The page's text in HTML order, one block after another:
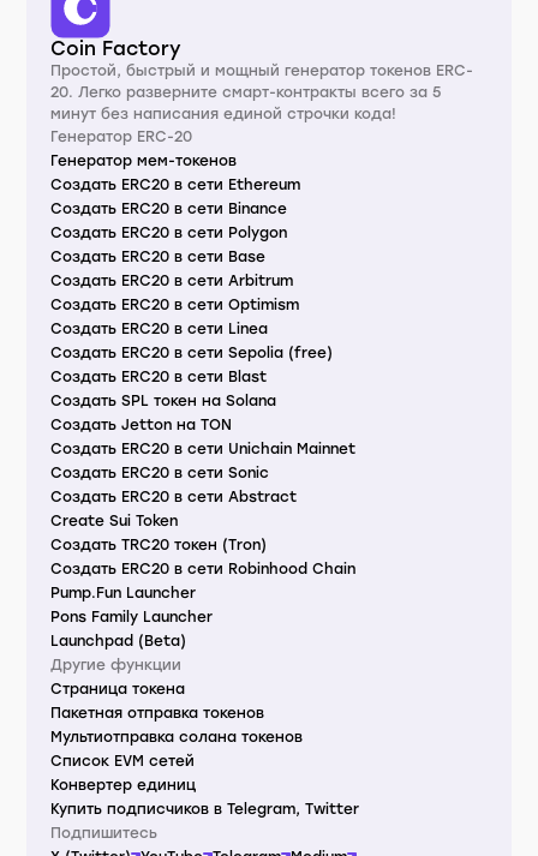
Coin Factory
Простой, быстрый и мощный генератор токенов ERC-
20. Легко разверните смарт-контракты всего за 5
минут без написания единой строчки кода!
Генератор ERC-20
Генератор мем-токенов
Создать ERC20 в сети Ethereum
Создать ERC20 в сети Binance
Создать ERC20 в сети Polygon
Создать ERC20 в сети Base
Создать ERC20 в сети Arbitrum
Создать ERC20 в сети Optimism
Создать ERC20 в сети Linea
Создать ERC20 в сети Sepolia (free)
Создать ERC20 в сети Blast
Создать SPL токен на Solana
Создать Jetton на TON
Создать ERC20 в сети Unichain Mainnet
Создать ERC20 в сети Sonic
Создать ERC20 в сети Abstract
Create Sui Token
Создать TRC20 токен (Tron)
Создать ERC20 в сети Robinhood Chain
Pump.Fun Launcher
Pons Family Launcher
Launchpad (Beta)
Другие функции
Страница токена
Пакетная отправка токенов
Мультиотправка солана токенов
Список EVM сетей
Конвертер единиц
Купить подписчиков в Telegram, Twitter
Подпишитесь